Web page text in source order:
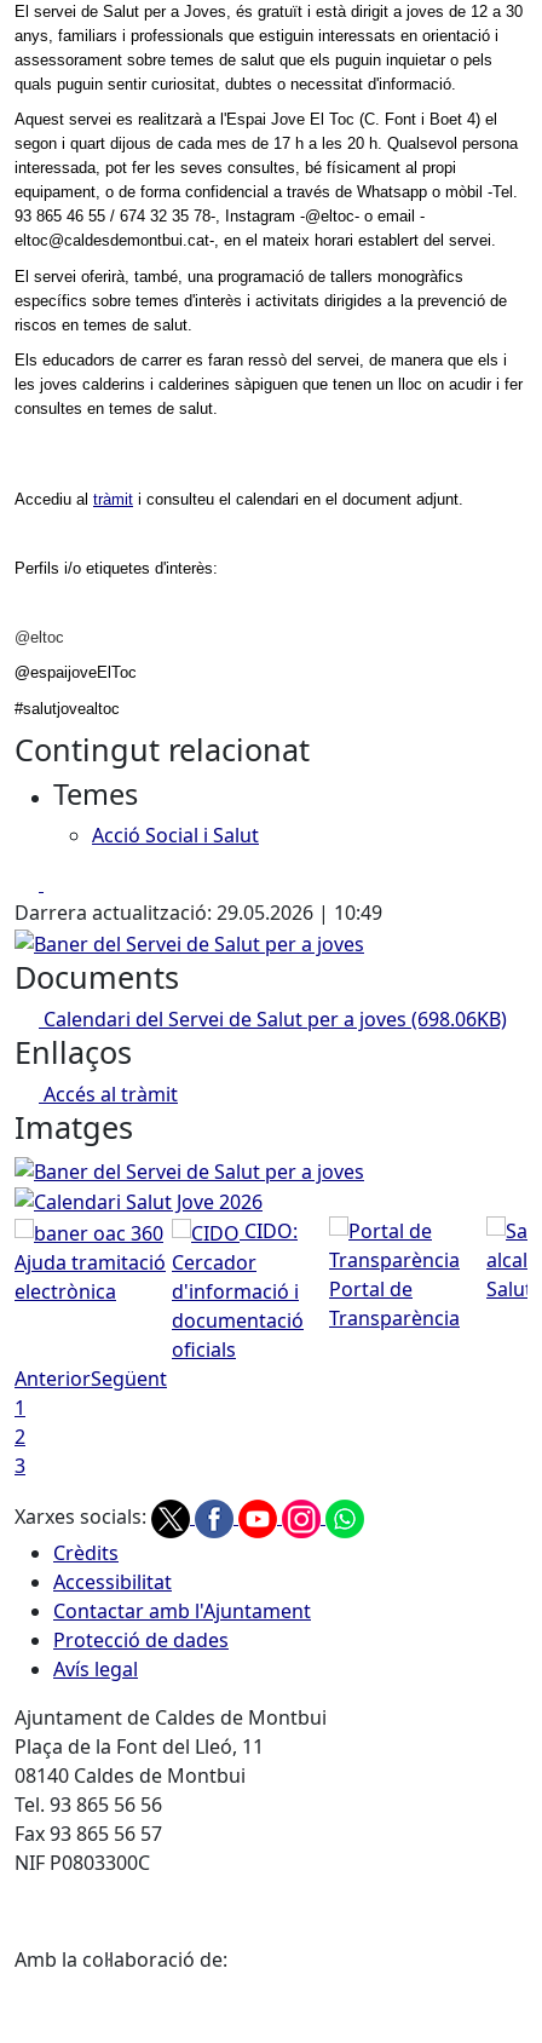
El servei de Salut per a Joves, és gratuït i està dirigit a joves de 12 a 30
anys, familiars i professionals que estiguin interessats en orientació i
assessorament sobre temes de salut que els puguin inquietar o pels
quals puguin sentir curiositat, dubtes o necessitat d'informació.
Aquest servei es realitzarà a l'Espai Jove El Toc (C. Font i Boet 4) el
segon i quart dijous de cada mes de 17 h a les 20 h. Qualsevol persona
interessada, pot fer les seves consultes, bé físicament al propi
equipament, o de forma confidencial a través de Whatsapp o mòbil -Tel.
93 865 46 55 / 674 32 35 78-, Instagram -@eltoc- o email -
eltoc@caldesdemontbui.cat-, en el mateix horari establert del servei.
El servei oferirà, també, una programació de tallers monogràfics
específics sobre temes d'interès i activitats dirigides a la prevenció de
riscos en temes de salut.
Els educadors de carrer es faran ressò del servei, de manera que els i
les joves calderins i calderines sàpiguen que tenen un lloc on acudir i fer
consultes en temes de salut.
Accediu al tràmit i consulteu el calendari en el document adjunt.
Perfils i/o etiquetes d'interès:
@eltoc
@espaijoveElToc
#salutjovealtoc
Contingut relacionat
Temes
Acció Social i Salut
Darrera actualització: 29.05.2026 | 10:49
Baner del Servei de Salut per a joves
Documents
Calendari del Servei de Salut per a joves (698.06KB)
Enllaços
Accés al tràmit
Imatges
Baner del Servei de Salut per a joves
Ajuda tramitació
electrònica
CIDO:
Cercador
d'informació i
documentació
oficials
Portal de
Transparència
AnteriorSegüent
1
2
3
Xarxes socials:
Crèdits
Accessibilitat
Contactar amb l'Ajuntament
Protecció de dades
Avís legal
Ajuntament de Caldes de Montbui
Plaça de la Font del Lleó, 11
08140 Caldes de Montbui
Tel. 93 865 56 56
Fax 93 865 56 57
NIF P0803300C
Amb la col·laboració de: